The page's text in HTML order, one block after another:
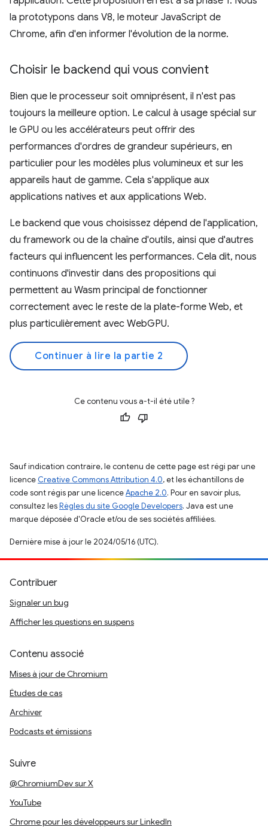
la prototypons dans V8, le moteur JavaScript de
Chrome, afin d'en informer l'évolution de la norme.
Choisir le backend qui vous convient
Bien que le processeur soit omniprésent, il n'est pas
toujours la meilleure option. Le calcul à usage spécial sur
le GPU ou les accélérateurs peut offrir des
performances d'ordres de grandeur supérieurs, en
particulier pour les modèles plus volumineux et sur les
appareils haut de gamme. Cela s'applique aux
applications natives et aux applications Web.
Le backend que vous choisissez dépend de l'application,
du framework ou de la chaîne d'outils, ainsi que d'autres
facteurs qui influencent les performances. Cela dit, nous
continuons d'investir dans des propositions qui
permettent au Wasm principal de fonctionner
correctement avec le reste de la plate-forme Web, et
plus particulièrement avec WebGPU.
Continuer à lire la partie 2
Ce contenu vous a-t-il été utile ?
Sauf indication contraire, le contenu de cette page est régi par une
licence Creative Commons Attribution 4.0, et les échantillons de
code sont régis par une licenceApache 2.0. Pour en savoir plus,
consultez lesRègles du site Google Developers. Java est une
marque déposée d'Oracle et/ou de ses sociétés affiliées.
Dernière mise à jour le 2024/05/16 (UTC).
Contribuer
Signaler un bug
Afficher les questions en suspens
Contenu associé
Mises à jour de Chromium
Études de cas
Archiver
Podcasts et émissions
Suivre
@ChromiumDev sur X
YouTube
Chrome pour les développeurs sur LinkedIn